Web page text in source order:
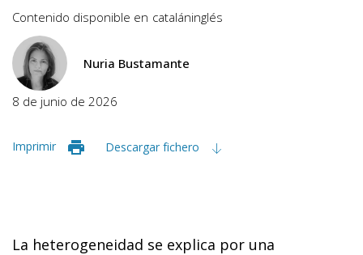
Contenido disponible en cataláninglés
Nuria Bustamante
8 de junio de 2026
Imprimir Descargar fichero
La heterogeneidad se explica por una